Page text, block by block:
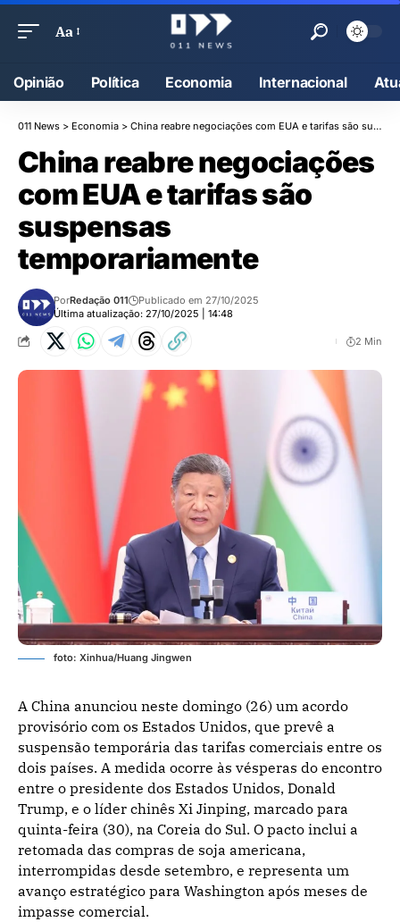
Aa
Opinião Política Economia Internacional
011 News > Economia > China reabre negociações com EUA e tarifas são suspensas temporariamente
China reabre negociações
com EUA e tarifas são
suspensas
temporariamente
Última atualização: 27/10/2025 | 14:48
PorRedação 011 Publicado em 27/10/2025
2 Min
foto: Xinhua/Huang Jingwen
A China anunciou neste domingo (26) um acordo
provisório com os Estados Unidos, que prevê a
suspensão temporária das tarifas comerciais entre os
dois países. A medida ocorre às vésperas do encontro
entre o presidente dos Estados Unidos, Donald
Trump, e o líder chinês Xi Jinping, marcado para
quinta-feira (30), na Coreia do Sul. O pacto inclui a
retomada das compras de soja americana,
interrompidas desde setembro, e representa um
avanço estratégico para Washington após meses de
impasse comercial.